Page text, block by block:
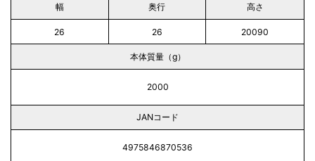
幅 奥行 高さ
26 26 20090
本体質量（g）
2000
JANコード
4975846870536